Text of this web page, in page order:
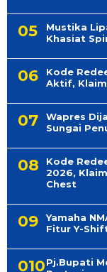
Mustika
Khasiat
Kode
Aktif,
Wapres
Sungai
Kode
2026,
Chest
Yamaha
Fitur Y-
Pj.Bupati